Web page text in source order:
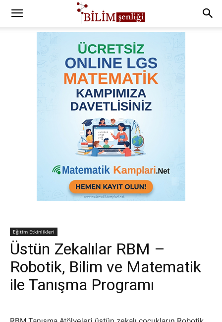
Eğitim Etkinlikleri
Üstün Zekalılar RBM –
Robotik, Bilim ve Matematik
ile Tanışma Programı